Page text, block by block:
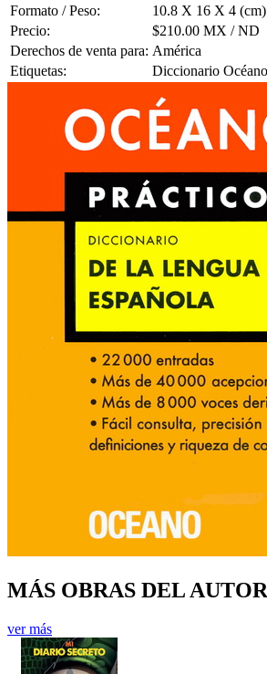
Formato / Peso:
10.8 X 16 X 4
Precio:
$210.00 MX / ND
Derechos de venta para: América
Etiquetas:
Diccionario
MÁS OBRAS DEL AUTOR
ver más